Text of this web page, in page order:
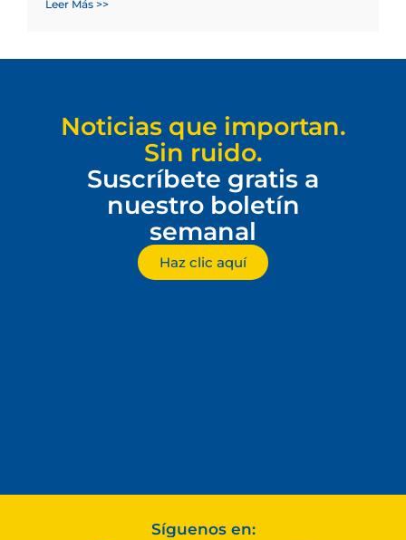
Leer Más >>
Noticias que importan.
Sin ruido.
Suscríbete gratis a
nuestro boletín
semanal
Haz clic aquí
Síguenos en: